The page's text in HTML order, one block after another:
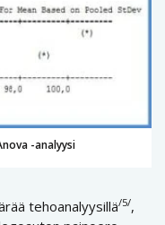
-analyysi
tehoanalyysillä/5/,